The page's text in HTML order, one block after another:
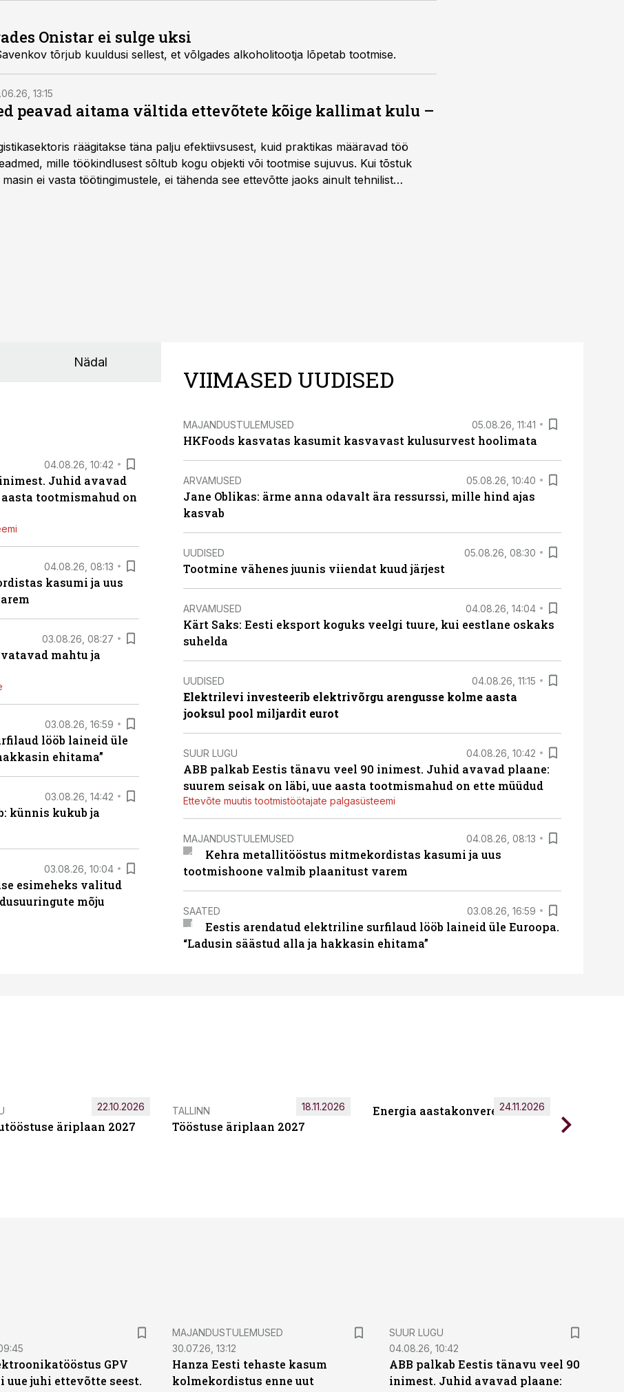
Onistar ei sulge uksi
Onistari omanik Igor Savenkov tõrjub kuuldusi sellest, et võlgades alkoholitootja lõpetab tootmise.
13:15
peavad aitama vältida ettevõtete kõige kallimat kulu –
räägitakse täna palju efektiivsusest, kuid praktikas määravad töö
mille töökindlusest sõltub kogu objekti või tootmise sujuvus. Kui tõstuk
ei vasta töötingimustele, ei tähenda see ettevõtte jaoks ainult tehnilist
Nädal
04.08.26, 10:42
Juhid avavad
tootmismahud on
04.08.26, 08:13
kasumi ja uus
03.08.26, 08:27
mahtu ja
03.08.26, 16:59
lööb laineid üle
ehitama”
03.08.26, 14:42
künnis kukub ja
03.08.26, 10:04
esimeheks valitud
mõju
VIIMASED UUDISED
MAJANDUSTULEMUSED 05.08.26, 11:41
HKFoods kasvatas kasumit kasvavast kulusurvest hoolimata
ARVAMUSED 05.08.26, 10:40
Jane Oblikas: ärme anna odavalt ära ressurssi, mille hind ajas
kasvab
UUDISED 05.08.26, 08:30
Tootmine vähenes juunis viiendat kuud järjest
ARVAMUSED 04.08.26, 14:04
Kärt Saks: Eesti eksport koguks veelgi tuure, kui eestlane oskaks
suhelda
UUDISED 04.08.26, 11:15
Elektrilevi investeerib elektrivõrgu arengusse kolme aasta
jooksul pool miljardit eurot
SUUR LUGU 04.08.26, 10:42
ABB palkab Eestis tänavu veel 90 inimest. Juhid avavad plaane:
suurem seisak on läbi, uue aasta tootmismahud on ette müüdud
Ettevõte muutis tootmistöötajate palgasüsteemi
MAJANDUSTULEMUSED 04.08.26, 08:13
Kehra metallitööstus mitmekordistas kasumi ja uus
tootmishoone valmib plaanitust varem
SAATED 03.08.26, 16:59
Eestis arendatud elektriline surfilaud lööb laineid üle Euroopa.
“Ladusin säästud alla ja hakkasin ehitama”
äriplaan 2027
22.10.2026 TALLINN
Tööstuse äriplaan 2027
18.11.2026 Energia aastakonverents 2026
24.11.2026
GPV
uue juhi ettevõtte seest.
MAJANDUSTULEMUSED
30.07.26, 13:12
Hanza Eesti tehaste kasum
kolmekordistus enne uut
SUUR LUGU
04.08.26, 10:42
ABB palkab Eestis tänavu veel 90
inimest. Juhid avavad plaane: